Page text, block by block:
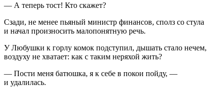
— А теперь тост! Кто скажет?
Сзади, не менее пьяный министр финансов, сполз со стула
и начал произносить малопонятную речь.
У Любушки к горлу комок подступил, дышать стало нечем,
воздуху не хватает: как с таким неряхой жить?
— Пости меня батюшка, я к себе в покои пойду, —
и удалилась.